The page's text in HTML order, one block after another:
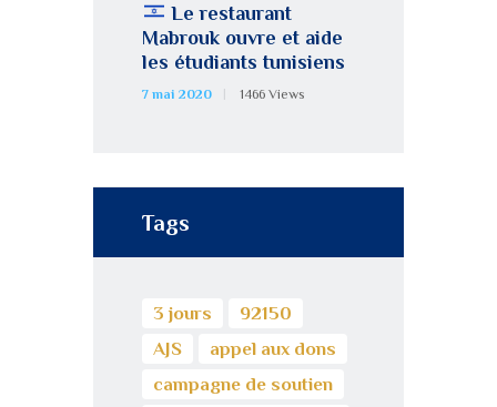
Le restaurant
Mabrouk ouvre et aide
les étudiants tunisiens
7 mai 2020 1466 Views
Tags
3 jours
92150
AJS
appel aux dons
campagne de soutien